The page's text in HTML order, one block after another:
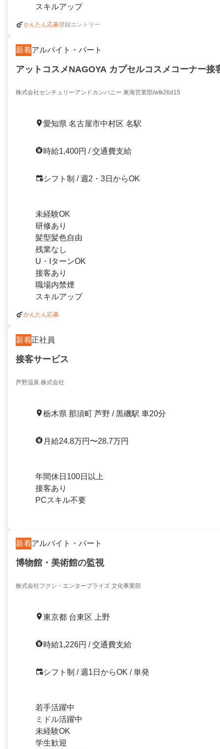
スキルアップ
かんたん応募登録エントリー
新着アルバイト・パート
アットコスメNAGOYA カプセルコスメコーナー接
株式会社センチュリーアンドカンパニー 東海営業部/wtk26d15
愛知県 名古屋市中村区 名駅
時給1,400円 / 交通費支給
シフト制 / 週2・3日からOK
未経験OK
研修あり
髪型髪色自由
残業なし
U・IターンOK
接客あり
職場内禁煙
スキルアップ
かんたん応募
新着正社員
接客サービス
芦野温泉 株式会社
栃木県 那須町 芦野 / 黒磯駅 車20分
月給24.8万円〜28.7万円
年間休日100日以上
接客あり
PCスキル不要
新着アルバイト・パート
博物館・美術館の監視
株式会社フクシ・エンタープライズ 文化事業部
東京都 台東区 上野
時給1,226円 / 交通費支給
シフト制 / 週1日からOK / 単発
若手活躍中
ミドル活躍中
未経験OK
学生歓迎